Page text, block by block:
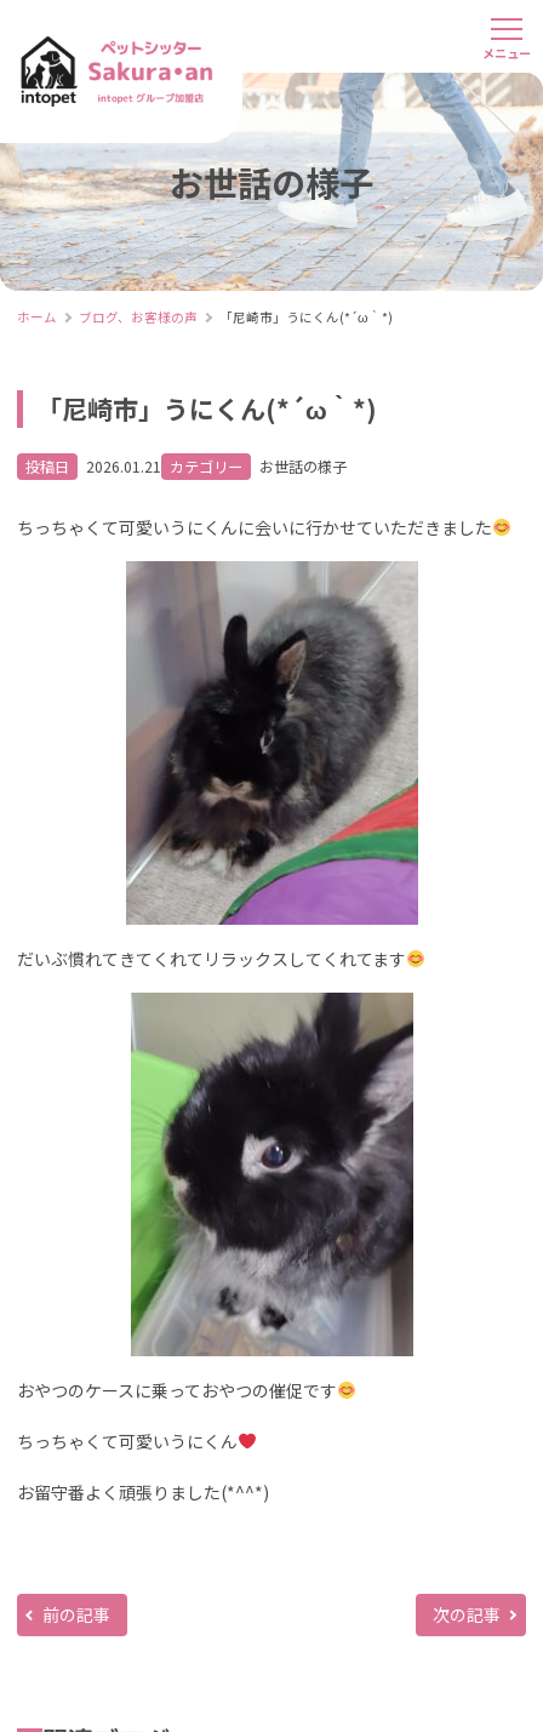
お世話の様子
ホーム ブログ、お客様の声 「尼崎市」うにくん(*´ω｀*)
「尼崎市」うにくん(*´ω｀*)
投稿日 2026.01.21 カテゴリー お世話の様子
ちっちゃくて可愛いうにくんに会いに行かせていただきました
だいぶ慣れてきてくれてリラックスしてくれてます
おやつのケースに乗っておやつの催促です
ちっちゃくて可愛いうにくん
お留守番よく頑張りました(*^^*)
前の記事 次の記事